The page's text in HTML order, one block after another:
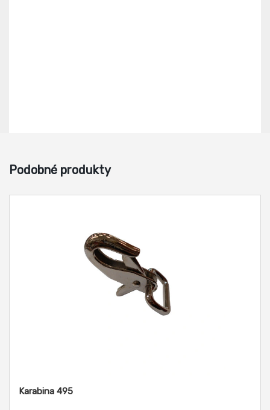
Podobné produkty
Karabina 495